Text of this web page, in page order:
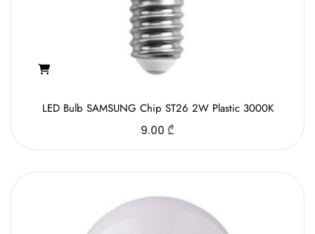
LED Bulb SAMSUNG Chip ST26 2W Plastic 3000K
9.00 ₾